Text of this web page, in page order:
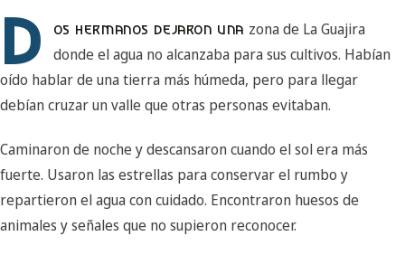
D OS HERMANOS DEJARON UNA zona de La Guajira
donde el agua no alcanzaba para sus cultivos. Habían
oído hablar de una tierra más húmeda, pero para llegar
debían cruzar un valle que otras personas evitaban.
Caminaron de noche y descansaron cuando el sol era más
fuerte. Usaron las estrellas para conservar el rumbo y
repartieron el agua con cuidado. Encontraron huesos de
animales y señales que no supieron reconocer.